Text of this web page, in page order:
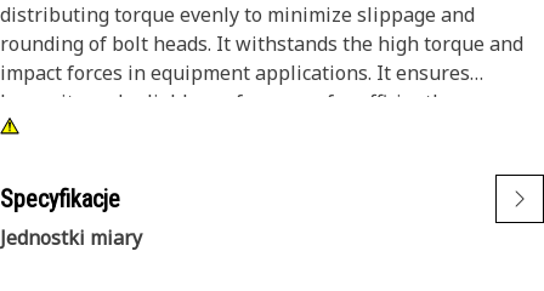
distributing torque evenly to minimize slippage and
rounding of bolt heads. It withstands the high torque and
impact forces in equipment applications. It ensures
longevity and reliable performance for efficiently
tightening and loosening bolts and nuts in the equipment,
Attributes:
• 3/8" drive for compatibility with different impact tools.
Specyfikacje
Jednostki miary